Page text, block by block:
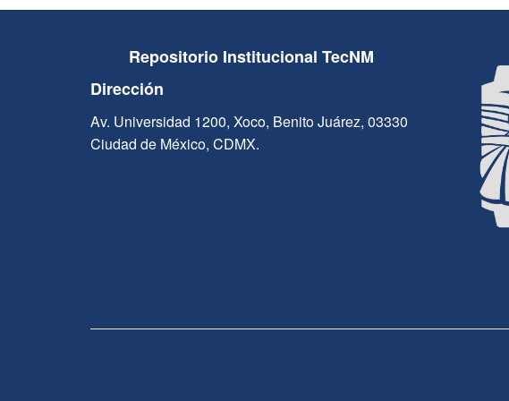
Repositorio Institucional TecNM
Dirección
Av. Universidad 1200, Xoco, Benito Juárez, 03330
Ciudad de México, CDMX.